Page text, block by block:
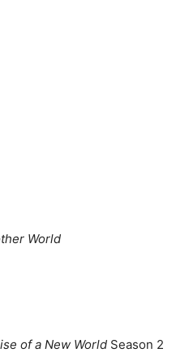
World
of a New World Season 2